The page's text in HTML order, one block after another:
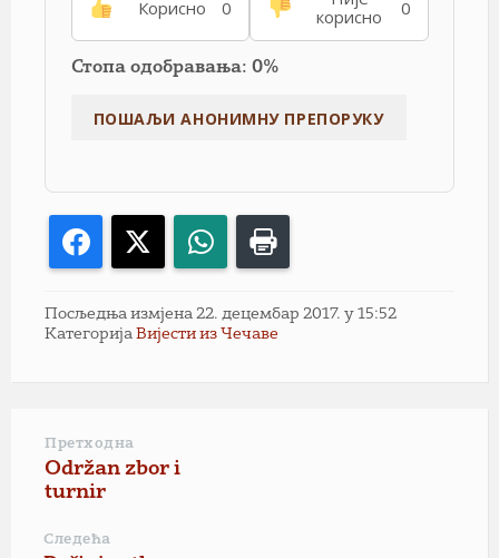
Корисно 0
корисно
0
Стопа одобравања: 0%
Facebook WhatsApp
Посљедња измјена 22. децембар 2017. у 15:52
Категорија Вијести из Чечаве
Претходна
Održan zbor i
turnir
Следећа